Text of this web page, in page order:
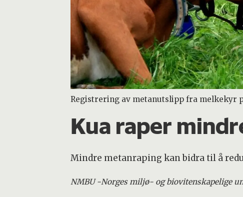
Registrering av metanutslipp fra melkekyr
Kua raper
Mindre metanraping kan bidra til å
NMBU -Norges miljø- og biovitenskapelige